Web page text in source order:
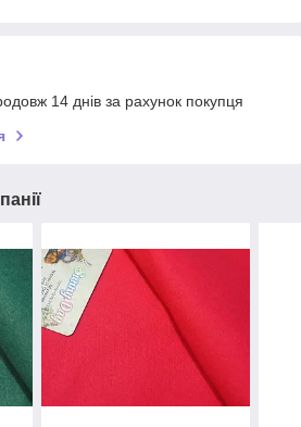
14 днів за рахунок покупця